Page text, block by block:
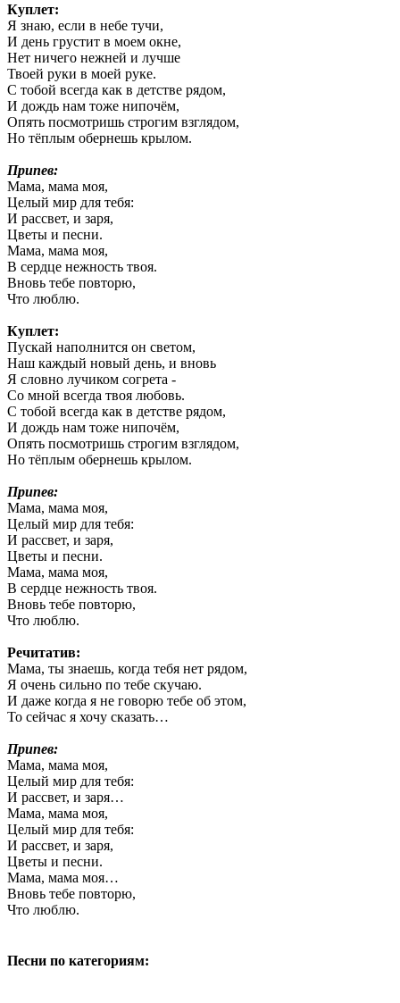
Куплет:
Я знаю, если в небе тучи,
И день грустит в моем окне,
Нет ничего нежней и лучше
Твоей руки в моей руке.
С тобой всегда как в детстве рядом,
И дождь нам тоже нипочём,
Опять посмотришь строгим взглядом,
Но тёплым обернешь крылом.
Припев:
Мама, мама моя,
Целый мир для тебя:
И рассвет, и заря,
Цветы и песни.
Мама, мама моя,
В сердце нежность твоя.
Вновь тебе повторю,
Что люблю.
Куплет:
Пускай наполнится он светом,
Наш каждый новый день, и вновь
Я словно лучиком согрета -
Со мной всегда твоя любовь.
С тобой всегда как в детстве рядом,
И дождь нам тоже нипочём,
Опять посмотришь строгим взглядом,
Но тёплым обернешь крылом.
Припев:
Мама, мама моя,
Целый мир для тебя:
И рассвет, и заря,
Цветы и песни.
Мама, мама моя,
В сердце нежность твоя.
Вновь тебе повторю,
Что люблю.
Речитатив:
Мама, ты знаешь, когда тебя нет рядом,
Я очень сильно по тебе скучаю.
И даже когда я не говорю тебе об этом,
То сейчас я хочу сказать…
Припев:
Мама, мама моя,
Целый мир для тебя:
И рассвет, и заря…
Мама, мама моя,
Целый мир для тебя:
И рассвет, и заря,
Цветы и песни.
Мама, мама моя…
Вновь тебе повторю,
Что люблю.
Песни по категориям: